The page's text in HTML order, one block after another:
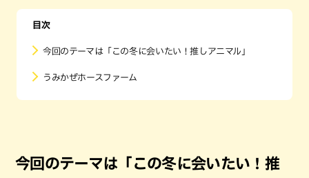
目次
今回のテーマは「この冬に会いたい！推しアニマル」
うみかぜホースファーム
今回のテーマは「この冬に会いたい！推